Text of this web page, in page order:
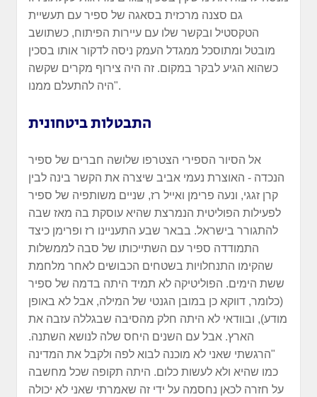
גם סצנה מרכזית בסאגה של ספיר עם תעשיית
הטקסטיל ובקשר שלו עם עיירות הפיתוח, כשתושב
מובטל ומתוסכל ממגדל העמק ניסה לדקור אותו בסכין
כשהוא הגיע לבקר במקום. זה היה צירוף מקרים שקשה
היה להתעלם ממנו".
התבטלות ביטחונית
אל הסיור הספירי הצטרפו שלושה חברים של ספיר
הנכדה - האוצרת נעמי אביב שיצרה את הקשר בינה לבין
קרן זגגי, ונעה פרימן ואייל רז, שניים משותפיה של ספיר
לפעילות הפוליטית הנמרצת שהיא עוסקת בה מאז שבה
להתגורר בישראל. בבאר שבע התעניינו רז ופרימן כיצד
התמודדה ספיר עם השתייכותו של סבה לממשלות
שהקימו התנחלויות בשטחים הכבושים לאחר מלחמת
ששת הימים. הפוליטיקה לא תמיד היתה בדמה של ספיר
(כלומר, דווקא כן במובן הגנטי של המילה, אבל לא באופן
מודע), ובוודאי לא היתה חלק מהסיבה שבגללה עזבה את
הארץ. אבל עם השנים היחס שלה לנושא השתנה.
"הרגשתי שאני לא מוכנה לבוא לפה ולקבל את המדינה
כמו שהיא ולא לעשות כלום. היתה תקופה שכל מחשבה
על חזרה לכאן נחסמה על ידי זה שאמרתי שאני לא יכולה